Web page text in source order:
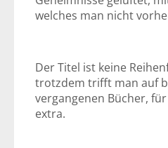
welches man nicht
Der Titel ist keine
trotzdem trifft man auf
vergangenen Bücher,
extra.